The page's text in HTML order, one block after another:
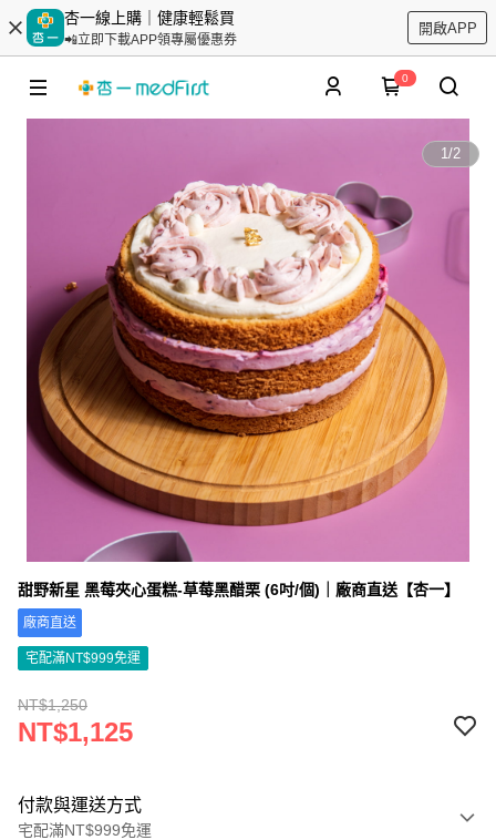
杏一線上購｜健康輕鬆買
📲立即下載APP領專屬優惠券
開啟APP
0
1/2
甜野新星 黑莓夾心蛋糕-草莓黑醋栗 (6吋/個)｜廠商直送【杏一】
廠商直送
宅配滿NT$999免運
NT$1,250
NT$1,125
付款與運送方式
宅配滿NT$999免運